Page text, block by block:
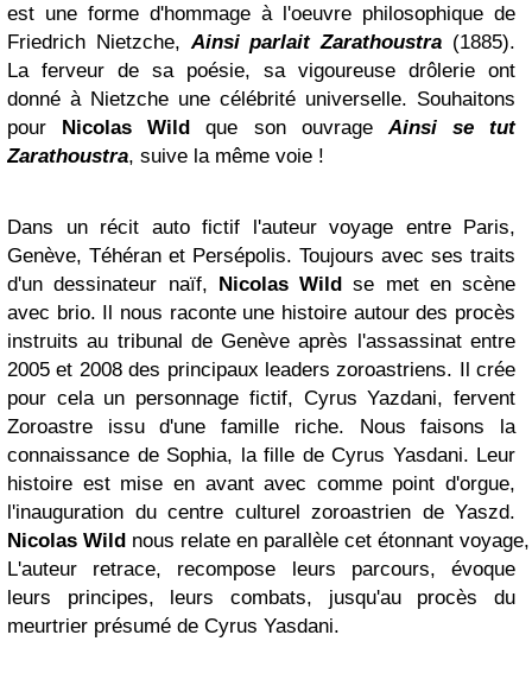
est une forme d'hommage à l'oeuvre philosophique de
Friedrich Nietzche,Ainsi parlait Zarathoustra (1885).
La ferveur de sa poésie, sa vigoureuse drôlerie ont
donné à Nietzche une célébrité universelle. Souhaitons
pour Nicolas Wild que son ouvrageAinsi se tut
Zarathoustra, suive la même voie !
Dans un récit auto fictif l'auteur voyage entre Paris,
Genève, Téhéran et Persépolis. Toujours avec ses traits
d'un dessinateur naïf, Nicolas Wild se met en scène
avec brio. Il nous raconte une histoire autour des procès
instruits au tribunal de Genève après l'assassinat entre
2005 et 2008 des principaux leaders zoroastriens. Il crée
pour cela un personnage fictif, Cyrus Yazdani, fervent
Zoroastre issu d'une famille riche. Nous faisons la
connaissance de Sophia, la fille de Cyrus Yasdani. Leur
histoire est mise en avant avec comme point d'orgue,
l'inauguration du centre culturel zoroastrien de Yaszd.
Nicolas Wild nous relate en parallèle cet étonnant
L'auteur retrace, recompose leurs parcours, évoque
leurs principes, leurs combats, jusqu'au procès du
meurtrier présumé de Cyrus Yasdani.